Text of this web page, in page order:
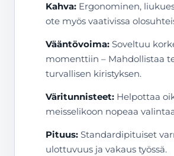
Kahva: Ergonominen,
ote myös vaativissa
Vääntövoima: Soveltuu
momenttiin – Mahdollistaa
turvallisen kiristyksen.
Väritunnisteet: Helpottaa
meisselikoon nopeaa
Pituus: Standardipituiset
ulottuvuus ja vakaus työssä.